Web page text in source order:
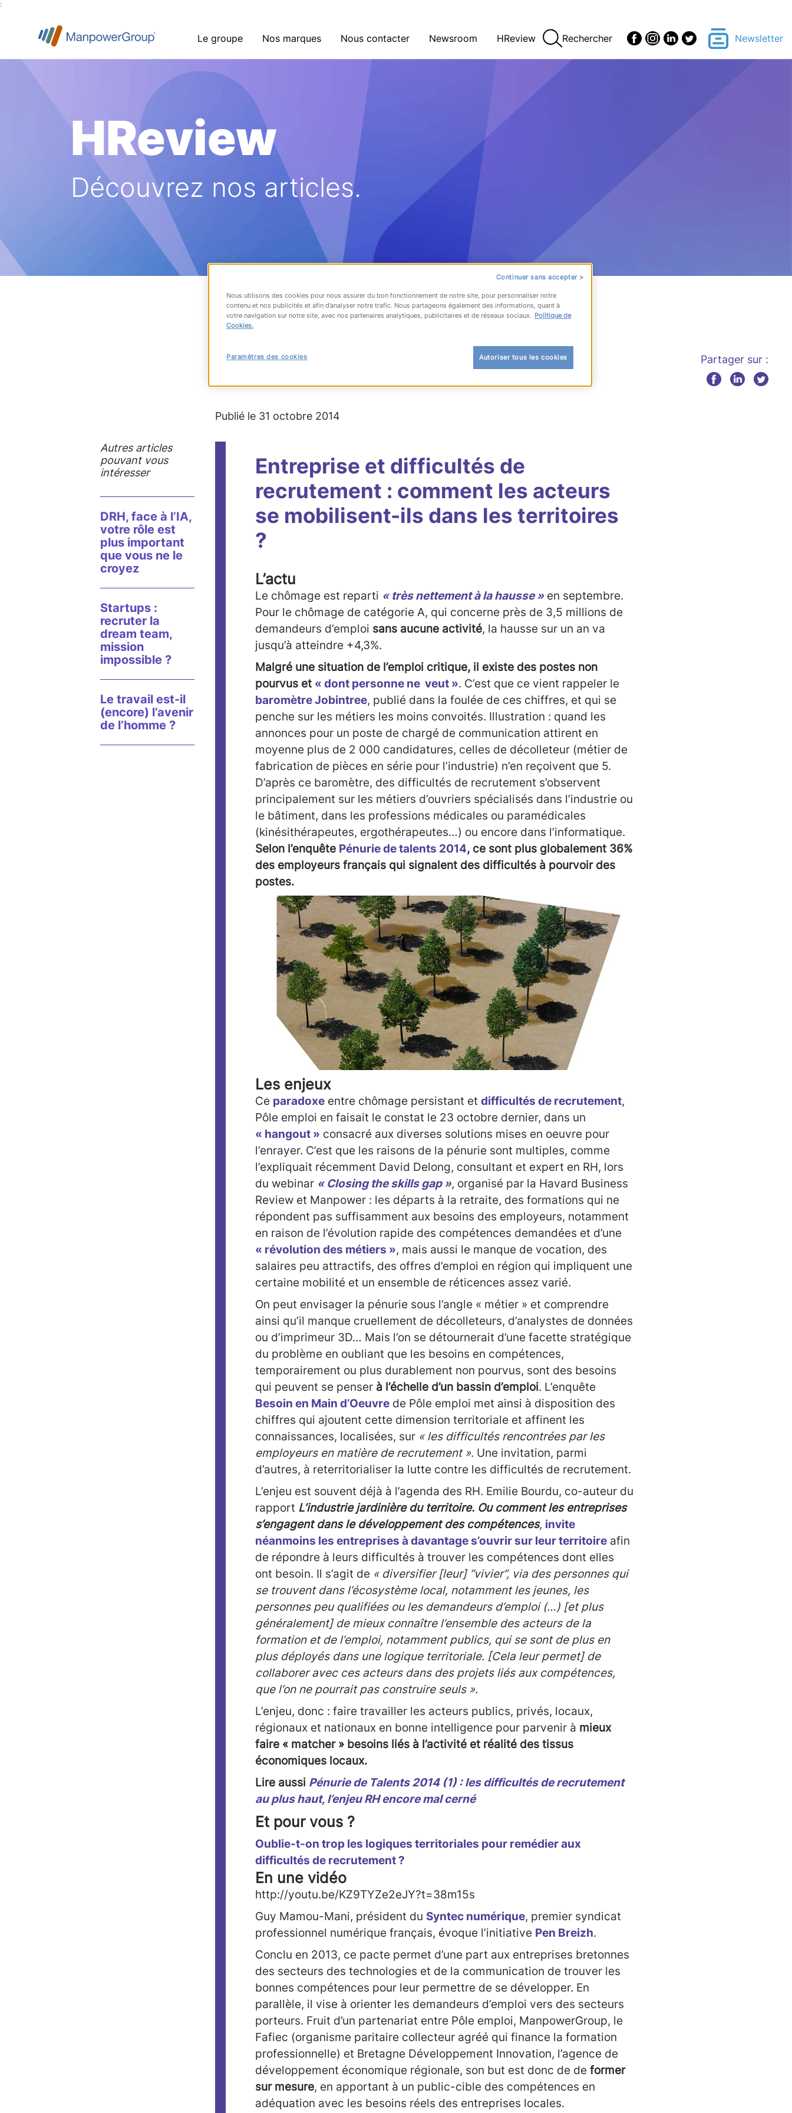
:
Le groupe Nos marques Nous contacter Newsroom HReview Rechercher Newsletter
HReview
Découvrez nos articles.
RETOUR À LA LISTE
Partager sur :
Publié le 31 octobre 2014
Autres articles
pouvant vous
intéresser
DRH, face à l’IA,
votre rôle est
plus important
que vous ne le
croyez
Startups :
recruter la
dream team,
mission
impossible ?
Le travail est-il
(encore) l’avenir
de l’homme ?
Entreprise et difficultés de
recrutement : comment les acteurs
se mobilisent-ils dans les territoires
?
L’actu
Le chômage est reparti « très nettement à la hausse » en septembre.
Pour le chômage de catégorie A, qui concerne près de 3,5 millions de
demandeurs d’emploi sans aucune activité, la hausse sur un an va
jusqu’à atteindre +4,3%.
Malgré une situation de l’emploi critique, il existe des postes non
pourvus et « dont personne ne veut ». C’est que ce vient rappeler le
baromètre Jobintree, publié dans la foulée de ces chiffres, et qui se
penche sur les métiers les moins convoités. Illustration : quand les
annonces pour un poste de chargé de communication attirent en
moyenne plus de 2 000 candidatures, celles de décolleteur (métier de
fabrication de pièces en série pour l’industrie) n’en reçoivent que 5.
D’après ce baromètre, des difficultés de recrutement s’observent
principalement sur les métiers d’ouvriers spécialisés dans l’industrie ou
le bâtiment, dans les professions médicales ou paramédicales
(kinésithérapeutes, ergothérapeutes…) ou encore dans l’informatique.
Selon l’enquête Pénurie de talents 2014, ce sont plus globalement 36%
des employeurs français qui signalent des difficultés à pourvoir des
postes.
Les enjeux
Ce paradoxe entre chômage persistant et difficultés de recrutement,
Pôle emploi en faisait le constat le 23 octobre dernier, dans un
« hangout » consacré aux diverses solutions mises en oeuvre pour
l’enrayer. C’est que les raisons de la pénurie sont multiples, comme
l’expliquait récemment David Delong, consultant et expert en RH, lors
du webinar « Closing the skills gap », organisé par la Havard Business
Review et Manpower : les départs à la retraite, des formations qui ne
répondent pas suffisamment aux besoins des employeurs, notamment
en raison de l’évolution rapide des compétences demandées et d’une
« révolution des métiers », mais aussi le manque de vocation, des
salaires peu attractifs, des offres d’emploi en région qui impliquent une
certaine mobilité et un ensemble de réticences assez varié.
On peut envisager la pénurie sous l’angle « métier » et comprendre
ainsi qu’il manque cruellement de décolleteurs, d’analystes de données
ou d’imprimeur 3D… Mais l’on se détournerait d’une facette stratégique
du problème en oubliant que les besoins en compétences,
temporairement ou plus durablement non pourvus, sont des besoins
qui peuvent se penser à l’échelle d’un bassin d’emploi. L’enquête
Besoin en Main d’Oeuvre de Pôle emploi met ainsi à disposition des
chiffres qui ajoutent cette dimension territoriale et affinent les
connaissances, localisées, sur « les difficultés rencontrées par les
employeurs en matière de recrutement ». Une invitation, parmi
d’autres, à reterritorialiser la lutte contre les difficultés de recrutement.
L’enjeu est souvent déjà à l’agenda des RH. Emilie Bourdu, co-auteur du
rapport L’industrie jardinière du territoire. Ou comment les entreprises
s’engagent dans le développement des compétences, invite
néanmoins les entreprises à davantage s’ouvrir sur leur territoire afin
de répondre à leurs difficultés à trouver les compétences dont elles
ont besoin. Il s’agit de « diversifier [leur] “vivier”, via des personnes qui
se trouvent dans l’écosystème local, notamment les jeunes, les
personnes peu qualifiées ou les demandeurs d’emploi (…) [et plus
généralement] de mieux connaître l’ensemble des acteurs de la
formation et de l’emploi, notamment publics, qui se sont de plus en
plus déployés dans une logique territoriale. [Cela leur permet] de
collaborer avec ces acteurs dans des projets liés aux compétences,
que l’on ne pourrait pas construire seuls ».
L’enjeu, donc : faire travailler les acteurs publics, privés, locaux,
régionaux et nationaux en bonne intelligence pour parvenir à mieux
faire « matcher » besoins liés à l’activité et réalité des tissus
économiques locaux.
Lire aussi Pénurie de Talents 2014 (1) : les difficultés de recrutement
au plus haut, l’enjeu RH encore mal cerné
Et pour vous ?
Oublie-t-on trop les logiques territoriales pour remédier aux
difficultés de recrutement ?
En une vidéo
http://youtu.be/KZ9TYZe2eJY?t=38m15s
Guy Mamou-Mani, président du Syntec numérique, premier syndicat
professionnel numérique français, évoque l’initiative Pen Breizh.
Conclu en 2013, ce pacte permet d’une part aux entreprises bretonnes
des secteurs des technologies et de la communication de trouver les
bonnes compétences pour leur permettre de se développer. En
parallèle, il vise à orienter les demandeurs d’emploi vers des secteurs
porteurs. Fruit d’un partenariat entre Pôle emploi, ManpowerGroup, le
Fafiec (organisme paritaire collecteur agréé qui finance la formation
professionnelle) et Bretagne Développement Innovation, l’agence de
développement économique régionale, son but est donc de de former
sur mesure, en apportant à un public-cible des compétences en
adéquation avec les besoins réels des entreprises locales.
Continuer sans accepter >
Nous utilisons des cookies pour nous assurer du bon fonctionnement de notre site, pour personnaliser notre
contenu et nos publicités et afin d’analyser notre trafic. Nous partageons également des informations, quant à
votre navigation sur notre site, avec nos partenaires analytiques, publicitaires et de réseaux sociaux. Politique de
Cookies.
Autoriser tous les cookies
Paramètres des cookies